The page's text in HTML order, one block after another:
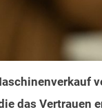
das Vertrauen